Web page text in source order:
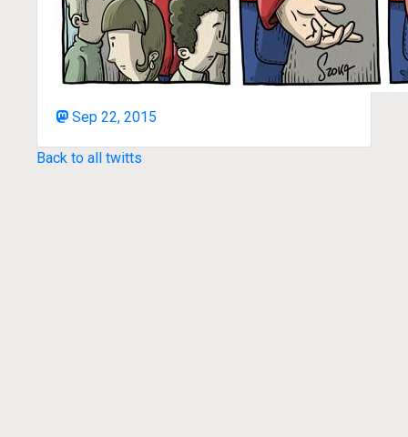
Sep 22, 2015
Back to all twitts